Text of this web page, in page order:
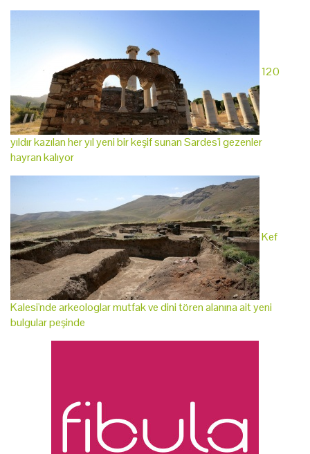
120
yıldır kazılan her yıl yeni bir keşif sunan Sardes'i gezenler
hayran kalıyor
Kef
Kalesi'nde arkeologlar mutfak ve dini tören alanına ait yeni
bulgular peşinde